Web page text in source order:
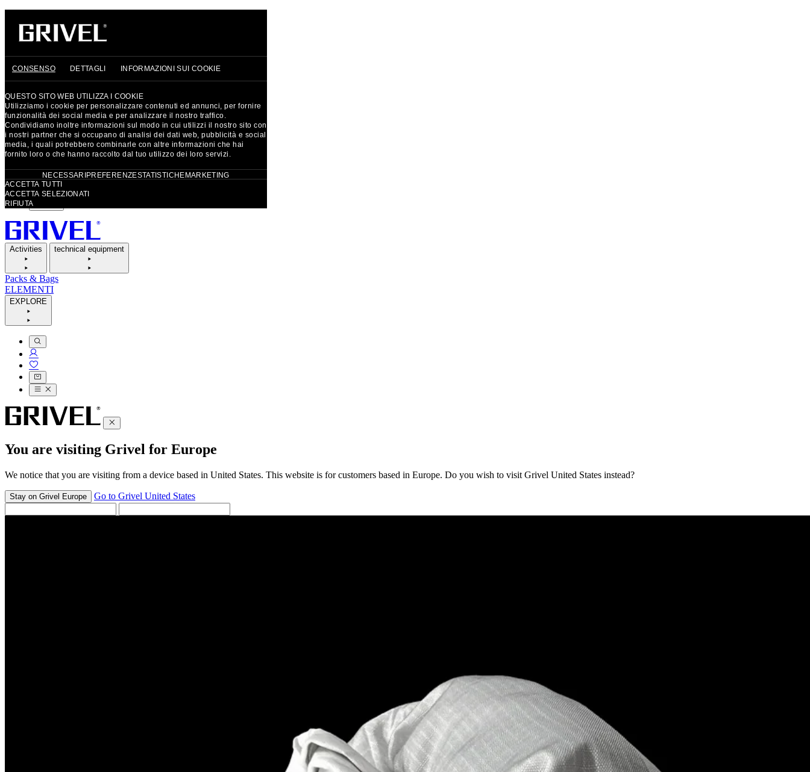
CONSENSO DETTAGLI INFORMAZIONI SUI COOKIE
QUESTO SITO WEB UTILIZZA I COOKIE
Utilizziamo i cookie per personalizzare contenuti ed annunci, per fornire
funzionalità dei social media e per analizzare il nostro traffico.
Condividiamo inoltre informazioni sul modo in cui utilizzi il nostro sito con
i nostri partner che si occupano di analisi dei dati web, pubblicità e social
media, i quali potrebbero combinarle con altre informazioni che hai
fornito loro o che hanno raccolto dal tuo utilizzo dei loro servizi.
Selezione
del
consenso
NECESSARIPREFERENZESTATISTICHEMARKETING
RIFIUTA
ACCETTA SELEZIONATI
ACCETTA TUTTI
HERITAGE
Currency: EUR
EUR Euro
CHF Swiss Franc
GBP British Pound
Language: English
English
français
Activities technical equipment
Packs & Bags
ELEMENTI
EXPLORE
You are visiting Grivel for Europe
We notice that you are visiting from a device based in United States. This website is for customers based in Europe. Do you wish to visit Grivel United States instead?
Stay on Grivel Europe Go to Grivel United States